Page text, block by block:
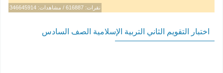
نقرات: 616887 / مشاهدات: 346645914
اختبار التقويم الثاني التربية الإسلامية الصف السادس